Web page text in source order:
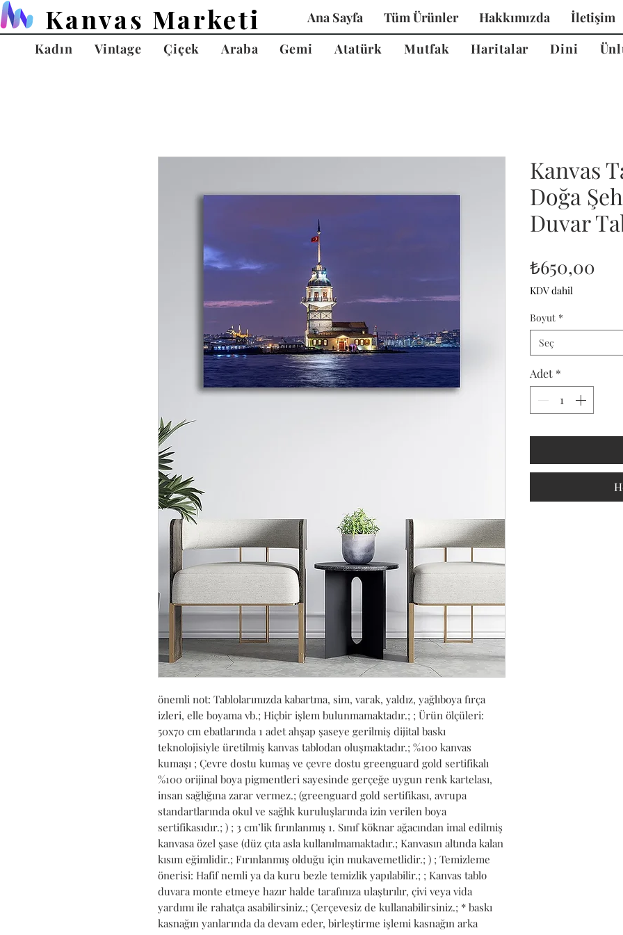
Kanvas Marketi Ana Sayfa Tüm Ürünler Hakkımızda İletişim
Kadın
Vintage Çiçek Araba Gemi Atatürk Mutfak Haritalar Dini
önemli not: Tablolarımızda kabartma, sim, varak, yaldız, yağlıboya fırça
izleri, elle boyama vb.; Hiçbir işlem bulunmamaktadır.; ; Ürün ölçüleri:
50x70 cm ebatlarında 1 adet ahşap şaseye gerilmiş dijital baskı
teknolojisiyle üretilmiş kanvas tablodan oluşmaktadır.; %100 kanvas
kumaşı ; Çevre dostu kumaş ve çevre dostu greenguard gold sertifikalı
%100 orijinal boya pigmentleri sayesinde gerçeğe uygun renk kartelası,
insan sağlığına zarar vermez.; (greenguard gold sertifikası, avrupa
standartlarında okul ve sağlık kuruluşlarında izin verilen boya
sertifikasıdır.; ) ; 3 cm’lik fırınlanmış 1. Sınıf köknar ağacından imal edilmiş
kanvasa özel şase (düz çıta asla kullanılmamaktadır.; Kanvasın altında kalan
kısım eğimlidir.; Fırınlanmış olduğu için mukavemetlidir.; ) ; Temizleme
önerisi: Hafif nemli ya da kuru bezle temizlik yapılabilir.; ; Kanvas tablo
duvara monte etmeye hazır halde tarafınıza ulaştırılır, çivi veya vida
yardımı ile rahatça asabilirsiniz.; Çerçevesiz de kullanabilirsiniz.; * baskı
kasnağın yanlarında da devam eder, birleştirme işlemi kasnağın arka
Kanvas
Doğa
Duvar
₺650,00
KDV dahil
Boyut *
Seç
Adet *